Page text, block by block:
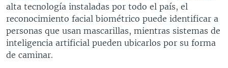
alta tecnología instaladas por todo el país, el
reconocimiento facial biométrico puede identificar a
personas que usan mascarillas, mientras sistemas de
inteligencia artificial pueden ubicarlos por su forma
de caminar.